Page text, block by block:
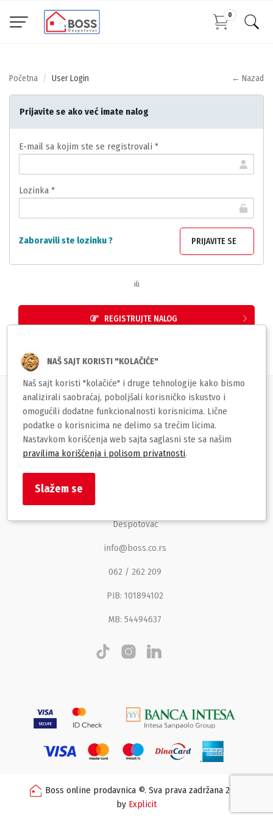
0
Početna User Login ← Nazad
Prijavite se ako već imate nalog
E-mail sa kojim ste se registrovali *
Lozinka *
Zaboravili ste lozinku ?
ili
REGISTRUJTE NALOG
Korisnički servis
Brzi linkovi
Despotovac
info@boss.co.rs
062 / 262 209
PIB: 101894102
MB: 54494637
Boss online prodavnica ©. Sva prava zadržana 2026
by Explicit
NAŠ SAJT KORISTI "KOLAČIĆE"
Naš sajt koristi "kolačiće" i druge tehnologije kako bismo
analizirali saobraćaj, poboljšali korisničko iskustvo i
omogućili dodatne funkcionalnosti korisnicima. Lične
podatke o korisnicima ne delimo sa trećim licima.
Nastavkom korišćenja web sajta saglasni ste sa našim
pravilima korišćenja i polisom privatnosti.
Slažem se